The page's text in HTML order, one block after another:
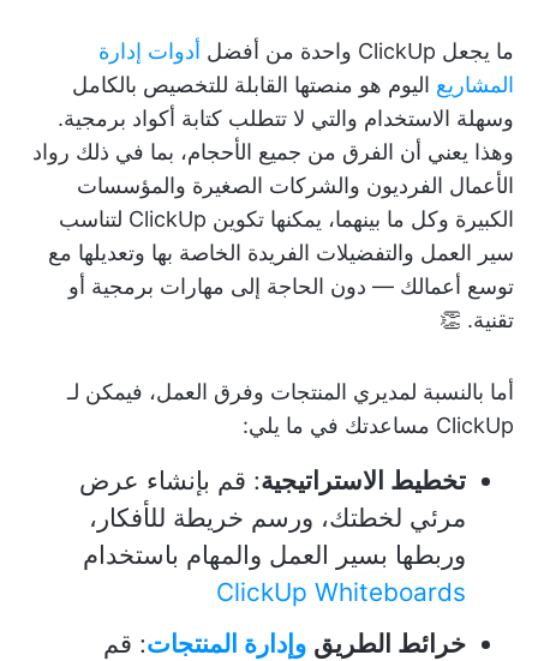
ما يجعل ClickUp واحدة من أفضل
أدوات إدارة
المشاريع اليوم هو منصتها القابلة للتخصيص بالكامل
وسهلة الاستخدام والتي لا تتطلب كتابة أكواد برمجية.
وهذا يعني أن الفرق من جميع الأحجام، بما في ذلك رواد
الأعمال الفرديون والشركات الصغيرة والمؤسسات
الكبيرة وكل ما بينهما، يمكنها تكوين ClickUp لتناسب
سير العمل والتفضيلات الفريدة الخاصة بها وتعديلها مع
توسع أعمالك — دون الحاجة إلى مهارات برمجية أو
تقنية. 👏
أما بالنسبة لمديري المنتجات وفرق العمل، فيمكن لـ
ClickUp مساعدتك في ما يلي:
تخطيط الاستراتيجية: قم بإنشاء عرض
مرئي لخطتك، ورسم خريطة للأفكار،
وربطها بسير العمل والمهام باستخدام
ClickUp Whiteboards
خرائط الطريق وإدارة المنتجات: قم